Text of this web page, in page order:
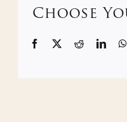
Choose
Facebook Reddit